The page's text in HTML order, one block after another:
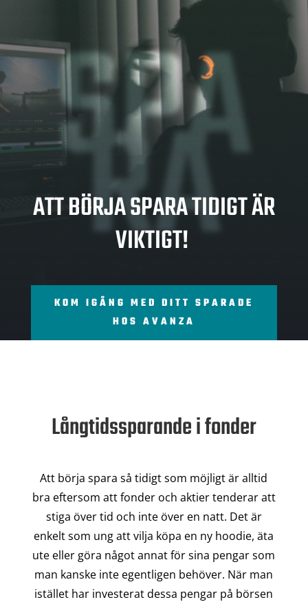
SPA
RA
ATT BÖRJA SPARA TIDIGT ÄR
VIKTIGT!
KOM IGÅNG MED DITT SPARADE
HOS AVANZA
Långtidssparande i fonder
Att börja spara så tidigt som möjligt är alltid
bra eftersom att fonder och aktier tenderar att
stiga över tid och inte över en natt. Det är
enkelt som ung att vilja köpa en ny hoodie, äta
ute eller göra något annat för sina pengar som
man kanske inte egentligen behöver. När man
istället har investerat dessa pengar på börsen